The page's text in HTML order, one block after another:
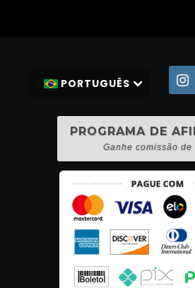
PORTUGUÊS
PROGRAMA DE
Ganhe comissão de